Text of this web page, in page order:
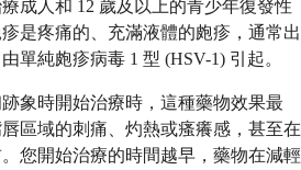
成人和 12 歲及以上的青少年復發性
是疼痛的、充滿液體的皰疹，通常出
單純皰疹病毒 1 型 (HSV-1) 引起。
象時開始治療時，這種藥物效果最
區域的刺痛、灼熱或瘙癢感，甚至在
您開始治療的時間越早，藥物在減輕